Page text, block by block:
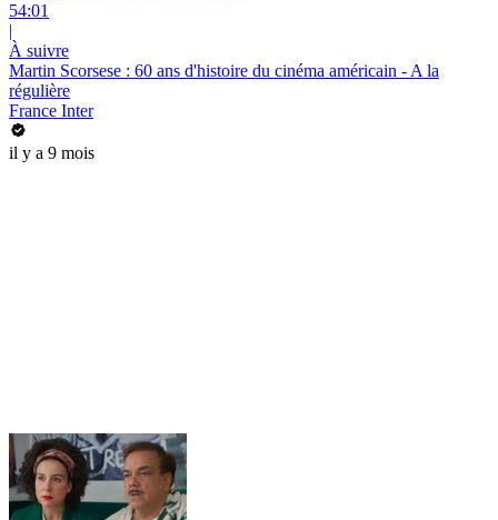
54:01
|
À suivre
Martin Scorsese : 60 ans d'histoire du cinéma américain - A la
régulière
France Inter
il y a 9 mois